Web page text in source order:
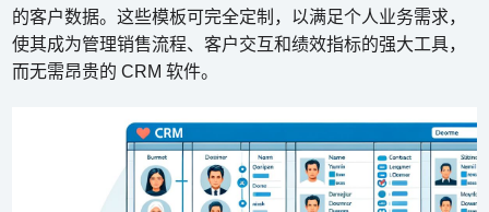
的客户数据。这些模板可完全定制，以满足个人业务需求，
使其成为管理销售流程、客户交互和绩效指标的强大工具，
而无需昂贵的 CRM 软件。